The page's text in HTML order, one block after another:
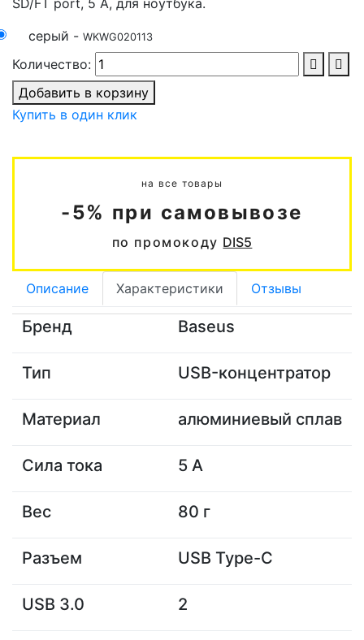
SD/FT port, 5 А, для ноутбука.
серый - WKWG020113
Количество:
Добавить в корзину
Купить в один клик
на все товары
-5% при самовывозе
по промокоду DIS5
Описание Характеристики Отзывы
Бренд Baseus
Тип USB-концентратор
Материал алюминиевый сплав
Сила тока 5 А
Вес 80 г
Разъем USB Type-C
USB 3.0 2